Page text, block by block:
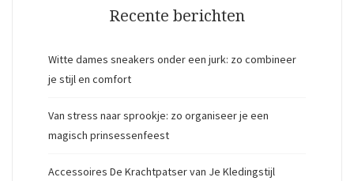
Recente berichten
Witte dames sneakers onder een jurk: zo combineer
je stijl en comfort
Van stress naar sprookje: zo organiseer je een
magisch prinsessenfeest
Accessoires De Krachtpatser van Je Kledingstijl